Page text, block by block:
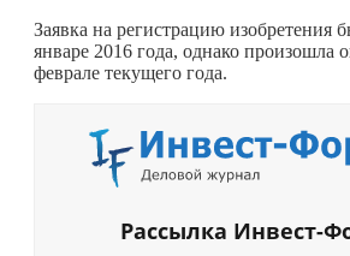
Заявка на регистрацию изобретения
январе 2016 года, однако произошла
феврале текущего года.
Рассылка Инвест-